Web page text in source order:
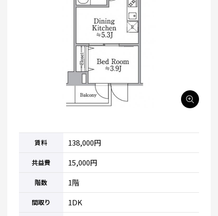
賃料 138,000円
共益費 15,000円
階数 1階
間取り 1DK